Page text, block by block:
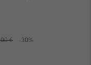
€ -30%